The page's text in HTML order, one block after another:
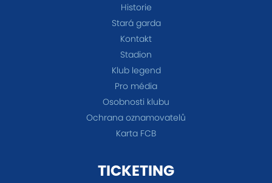
Historie
Stará garda
Kontakt
Stadion
Klub legend
Pro média
Osobnosti klubu
Ochrana oznamovatelů
Karta FCB
TICKETING